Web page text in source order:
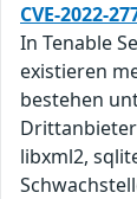
CVE-2022-
In Tenable
existieren
bestehen
libxml2,